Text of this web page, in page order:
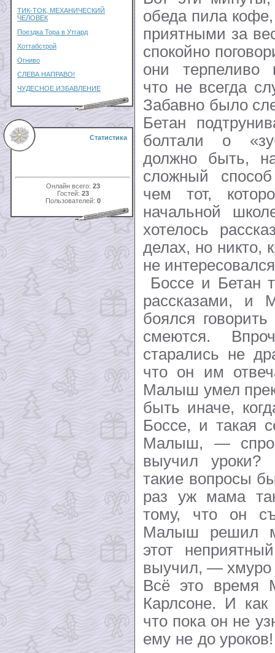
ТИК-ТОК, МЕХАНИЧЕСКИЙ
ЧЕЛОВЕК
Поездка Тора в Утгард
Хоттабстрой
Огниво
СЛЕВА НАПРАВО!
ЧУДЕСНОЕ ИЗБАВЛЕНИЕ
Статистика
Онлайн всего: 23
Гостей: 23
Пользователей: 0
обеда пила
приятными за
спокойно
они
что не всегда
Забавно было
Бетан
болтали о
должно быть,
сложный способ
чем тот,
начальной
хотелось
делах, но никто,
не
Боссе и Бетан
рассказами,
боялся
смеются.
старались не
что он им
Малыш умел
быть иначе,
Боссе, и такая
Малыш, —
выучил уроки?
такие вопросы
раз уж мама
тому, что он
Малыш решил
этот
выучил, — хмуро
Всё это время
Карлсоне. И
что пока он не
ему не до